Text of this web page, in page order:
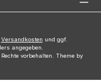
Versandkosten und ggf.
angegeben.
vorbehalten. Theme by